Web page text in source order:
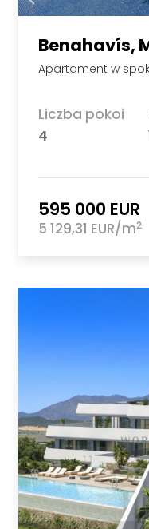
Benahavís,
Apartament w
Liczba pokoi
4
595 000 EUR
5 129,31 EUR/m2